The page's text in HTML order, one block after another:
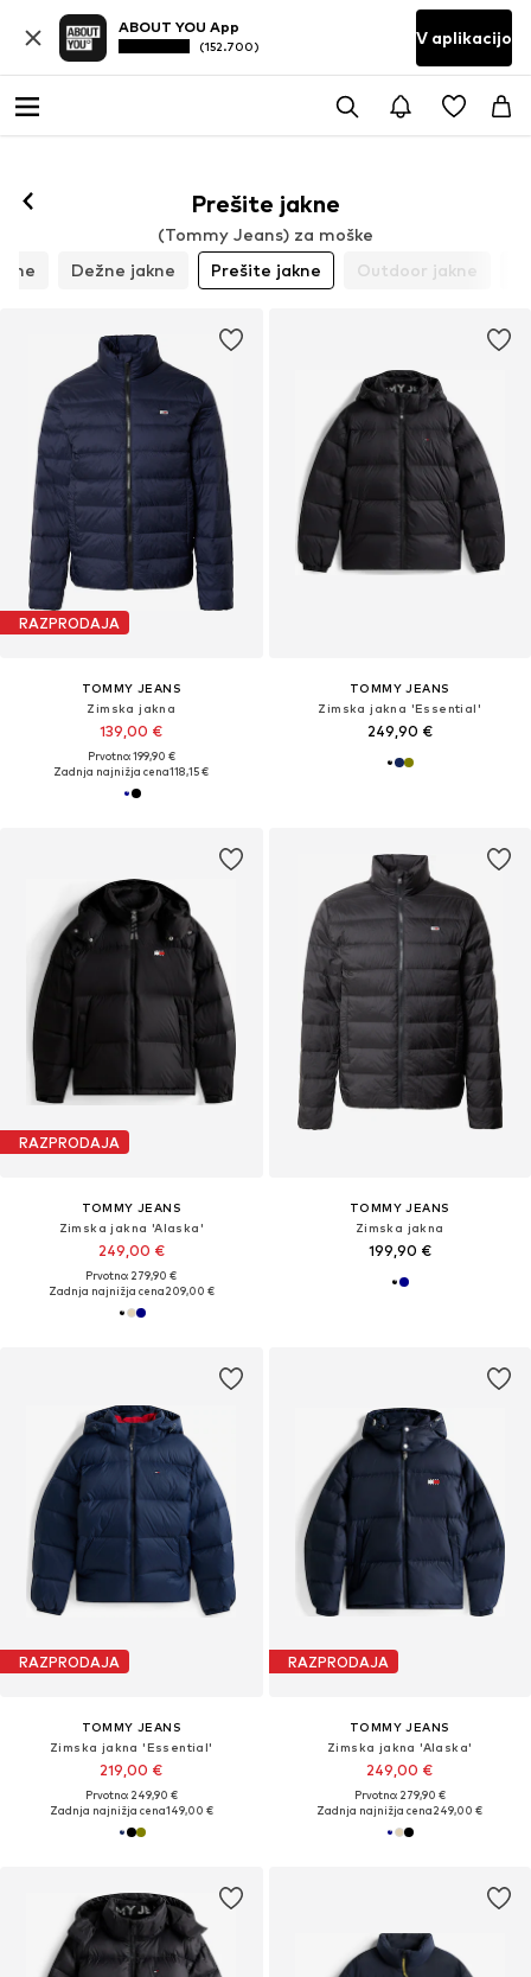
ABOUT YOU App
(152.700) V aplikacijo
Prešite jakne
(Tommy Jeans) za moške
Dežne jakne Prešite jakne Outdoor jakne
RAZPRODAJA
TOMMY JEANS
Zimska jakna
139,00 €
Prvotno: 199,90 €
Zadnja najnižja cena118,15 €
TOMMY JEANS
Zimska jakna 'Essential'
249,90 €
RAZPRODAJA
TOMMY JEANS
Zimska jakna 'Alaska'
249,00 €
Prvotno: 279,90 €
Zadnja najnižja cena209,00 €
TOMMY JEANS
Zimska jakna
199,90 €
RAZPRODAJA
TOMMY JEANS
Zimska jakna 'Essential'
219,00 €
Prvotno: 249,90 €
Zadnja najnižja cena149,00 €
RAZPRODAJA
TOMMY JEANS
Zimska jakna 'Alaska'
249,00 €
Prvotno: 279,90 €
Zadnja najnižja cena249,00 €